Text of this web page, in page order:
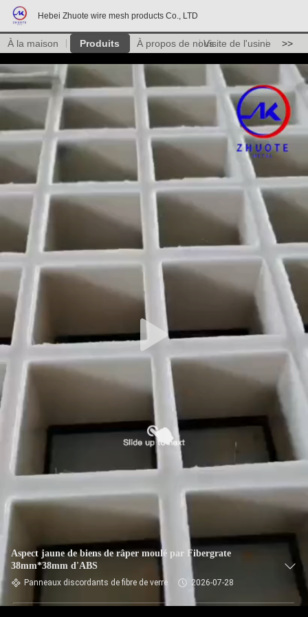
Hebei Zhuote wire mesh products Co., LTD
À la maison Produits À propos de nousVisite de l'usine >>
Aspect jaune de biens de râper moulé par Fibergrate
38mm*38mm d'ABS
Panneaux discordants de fibre de verre 2026-07-28